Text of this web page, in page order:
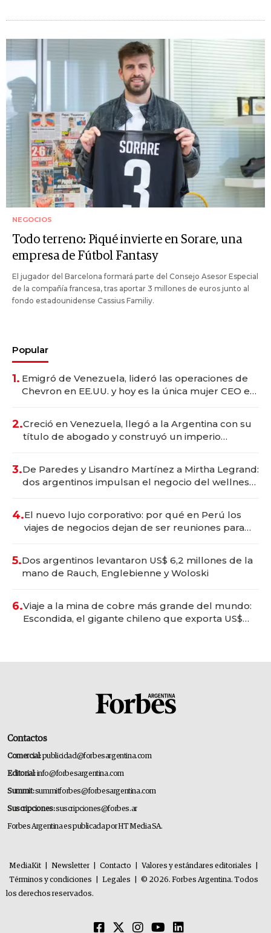
NEGOCIOS
Todo terreno: Piqué invierte en Sorare, una
empresa de Fútbol Fantasy
El jugador del Barcelona formará parte del Consejo Asesor Especial
de la compañía francesa, tras aportar 3 millones de euros junto al
fondo estadounidense Cassius Familiy.
Popular
1. Emigró de Venezuela, lideró las operaciones de
Chevron en EE.UU. y hoy es la única mujer CEO en
2.Creció en Venezuela, llegó a la Argentina con su
título de abogado y construyó un imperio
3.De Paredes y Lisandro Martínez a Mirtha Legrand:
dos argentinos impulsan el negocio del wellness
4.El nuevo lujo corporativo: por qué en Perú los
viajes de negocios dejan de ser reuniones para
5.Dos argentinos levantaron US$ 6,2 millones de la
mano de Rauch, Englebienne y Woloski
6.Viaje a la mina de cobre más grande del mundo:
Escondida, el gigante chileno que exporta US$
Contactos
Comercial:publicidad@forbesargentina.com
Editorial:info@forbesargentina.com
Summit:summitforbes@forbesargentina.com
Suscripciones:suscripciones@forbes.ar
Forbes Argentina es publicada por HT Media SA.
MediaKit Newsletter Contacto Valores y estándares editoriales
Términos y condiciones
Legales
© 2026. Forbes Argentina. Todos
los derechos reservados.